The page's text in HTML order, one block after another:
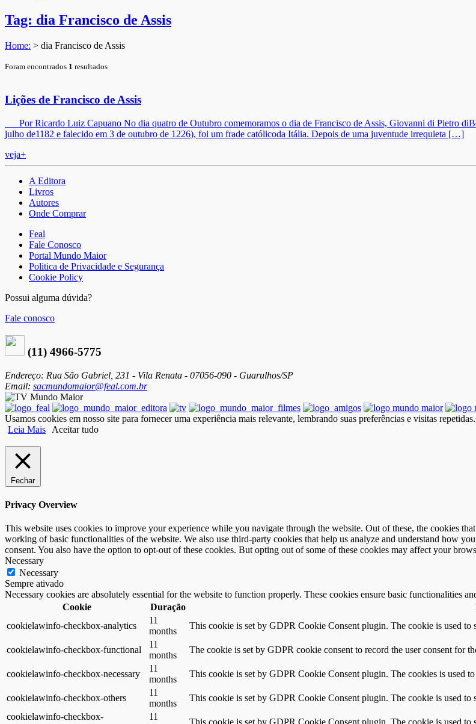
Tag: dia Francisco de Assis
Home: > dia Francisco de Assis
Foram encontrados 1 resultados
Lições de Francisco de Assis
Por Ricardo Luiz Capuano No dia quatro de Outubro comemoramos o dia de Francisco de Assis, Giovanni di Pietro
julho de1182 e falecido em 3 de outubro de 1226), foi um frade católicoda Itália. Depois de uma juventude irrequieta […]
veja+
A Editora
Livros
Autores
Onde Comprar
Feal
Fale Conosco
Portal Mundo Maior
Politica de Privacidade e Segurança
Cookie Policy
Possui alguma dúvida?
Fale conosco
(11) 4966-5775
Endereço: Rua São Gabriel, 231 - Vila Renata - 07056-090 - Guarulhos/SP
Email: sacmundomaior@feal.com.br
Usamos cookies em nosso site para fornecer uma experiência mais relevante, lembrando suas preferências e visitas
Leia Mais
Aceitar tudo
Fechar
Privacy Overview
This website uses cookies to improve your experience while you navigate through the website. Out of these, the cookies
working of basic functionalities of the website. We also use third-party cookies that help us analyze and understand how
consent. You also have the option to opt-out of these cookies. But opting out of some of these cookies may affect your
Necessary
Necessary
Sempre ativado
Necessary cookies are absolutely essential for the website to function properly. These cookies ensure basic functionalities
Cookie
Duração
cookielawinfo-checkbox-analytics
11
months
This cookie is set by GDPR Cookie Consent plugin. The cookie is used
cookielawinfo-checkbox-functional
11
months
The cookie is set by GDPR cookie consent to record the user consent for
cookielawinfo-checkbox-necessary
11
months
This cookie is set by GDPR Cookie Consent plugin. The cookies is used
cookielawinfo-checkbox-others
11
months
This cookie is set by GDPR Cookie Consent plugin. The cookie is used to
cookielawinfo-checkbox-
11